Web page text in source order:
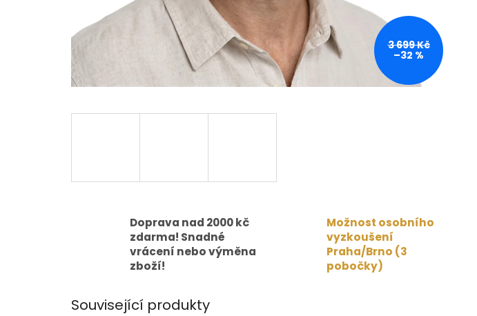
3 699 Kč
–32 %
Doprava nad 2000 kč
zdarma! Snadné
vrácení nebo výměna
zboží!
Možnost osobního
vyzkoušení
Praha/Brno (3
pobočky)
Související produkty